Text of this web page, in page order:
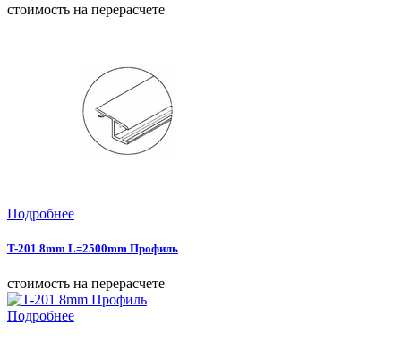
cтоимость на перерасчете
Подробнее
T-201 8mm L=2500mm Профиль
cтоимость на перерасчете
Подробнее